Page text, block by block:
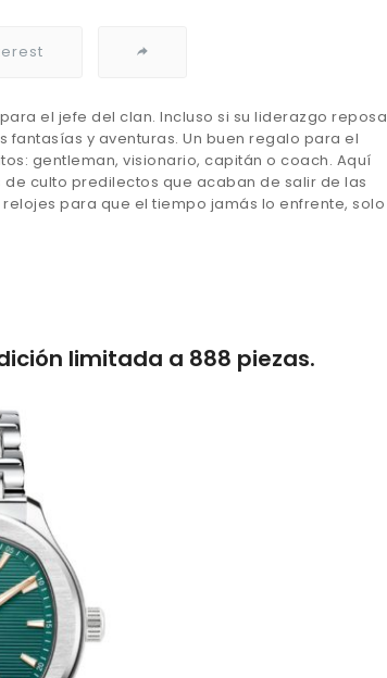
el jefe del clan. Incluso si su liderazgo reposa
y aventuras. Un buen regalo para el
gentleman, visionario, capitán o coach. Aquí
culto predilectos que acaban de salir de las
para que el tiempo jamás lo enfrente, solo
limitada a 888 piezas.